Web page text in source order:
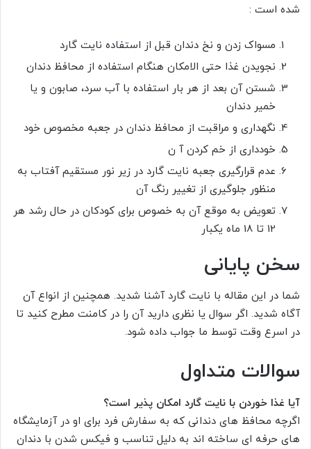
شده است :
مسواک زدن و نخ دندان قبل از استفاده نایت گارد
نجویدن غذا حتی الامکان هنگام استفاده از محافظ دندان
شستن آن بعد از هر بار استفاده با آب سرد، صابون و یا
خمیر دندان
نگهداری و مراقبت از محافظ دندان در جعبه مخصوص خود
خودداری از خم کردن آ ن
عدم قرارگیری جعبه نایت گارد در زیر نور مستقیم آفتاب به
منظور جلوگیری از تغییر رنگ آن
تعویض به موقع آن به خصوص برای کودکان در حال رشد هر
12 تا 18 ماه یکبار
سخن پایانی
شما در این مقاله با نایت گارد آشنا شدید. همچنین از انواع آن
آگاه شدید. اگر سوال یا نظری دارید آن را در کامنت مطرح کنید تا
در اسرع وقت توسط ما جواب داده شود.
سوالات متداول
آیا غذا خوردن با نایت گارد امکان پذیر است؟
اگرچه محافظ های دندانی که به سفارش فرد برای او در آزمایشگاه
های حرفه ای ساخته اند به دلیل تناسب و فیکس شدن با دندان